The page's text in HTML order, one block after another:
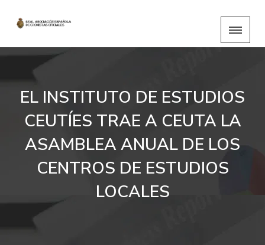
EL INSTITUTO DE ESTUDIOS
CEUTÍES TRAE A CEUTA LA
ASAMBLEA ANUAL DE LOS
CENTROS DE ESTUDIOS
LOCALES